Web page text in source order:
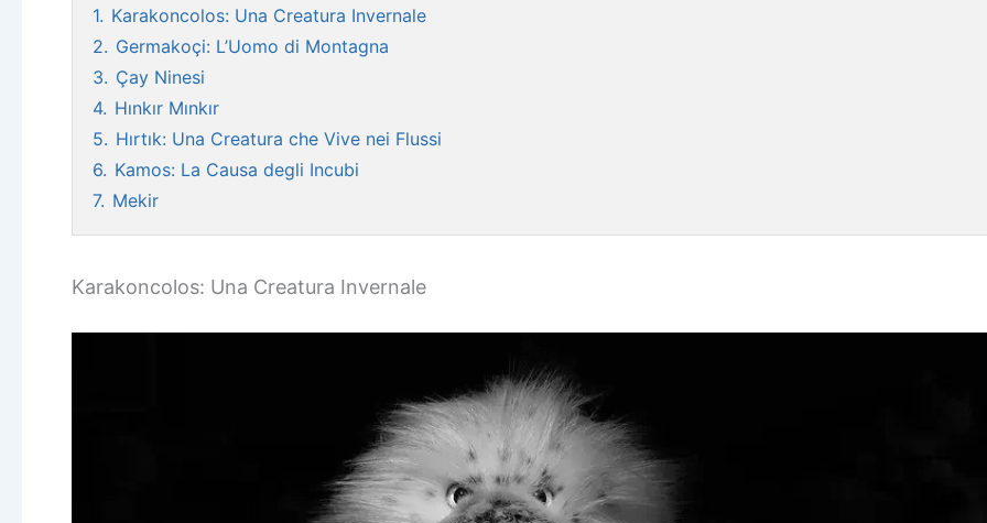
1. Karakoncolos: Una Creatura Invernale
2. Germakoçi: L’Uomo di Montagna
3. Çay Ninesi
4. Hınkır Mınkır
5. Hırtık: Una Creatura che Vive nei Flussi
6. Kamos: La Causa degli Incubi
7. Mekir
Karakoncolos: Una Creatura Invernale